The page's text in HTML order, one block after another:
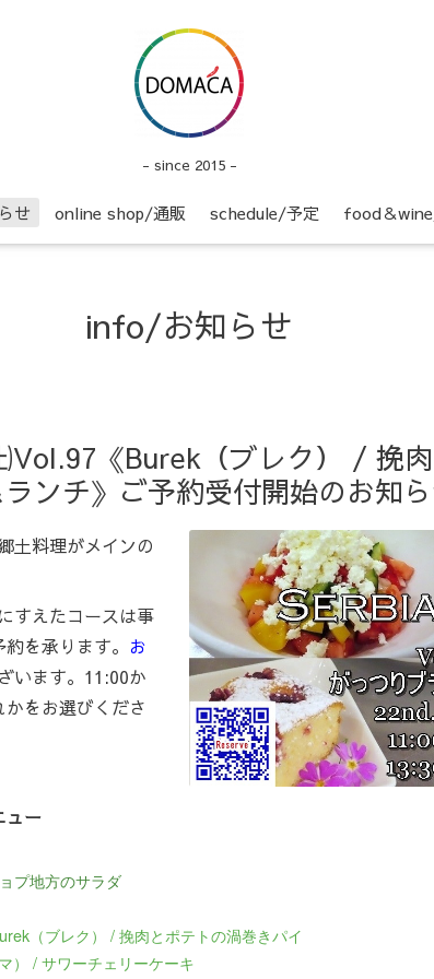
- since 2015 -
せ online shop/通販 schedule/予定 food＆
info/お知らせ
Vol.97《Burek（ブレク） / 挽
ンチ》ご予約受付開始のお知
土料理がメインの
すえたコースは事
を承ります。 お
います。11:00か
をお選びくださ
ュー
プ地方のサラダ
（ブレク） / 挽肉とポテトの渦巻きパイ
） / サワーチェリーケーキ